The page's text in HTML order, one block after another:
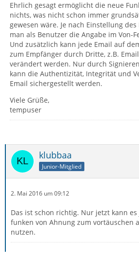
Ehrlich gesagt ermöglicht die neue
nichts, was nicht schon immer
gewesen wäre. Je nach Einstellung
man als Benutzer die Angabe im Von-
Und zusätzlich kann jede Email auf
zum Empfänger durch Dritte, z.B.
verändert werden. Nur durch
kann die Authentizität, Integrität und
Email sichergestellt werden.
Viele Grüße,
tempuser
klubbaa
Junior-Mitglied
2. Mai 2016 um 09:12
Das ist schon richtig. Nur jetzt kann
funken von Ahnung zum vortäuschen
nutzen.